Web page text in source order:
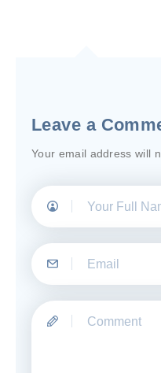
Leave a
Your email address will